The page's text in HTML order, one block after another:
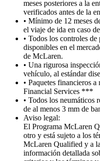
meses posteriores a la
verificados antes de la
• Mínimo de 12 meses
el viaje de ida en caso
• Todos los controles
disponibles en el
de McLaren.
• Una rigurosa
vehículo, al estándar
• Paquetes financieros
Financial Services ***
• Todos los neumáticos
de al menos 3 mm de
Aviso legal:
El Programa McLaren
otro y está sujeto a los
McLaren Qualified y a
información detallada